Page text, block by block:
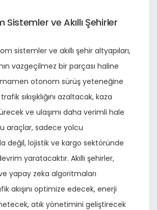
Sistemler ve Akıllı Şehirler
sistemler ve akıllı şehir altyapıları,
vazgeçilmez bir parçası haline
otonom sürüş yeteneğine
sıkışıklığını azaltacak, kaza
ve ulaşımı daha verimli hale
araçlar, sadece yolcu
değil, lojistik ve kargo sektöründe
yaratacaktır. Akıllı şehirler,
yapay zeka algoritmaları
akışını optimize edecek, enerji
atık yönetimini geliştirecek